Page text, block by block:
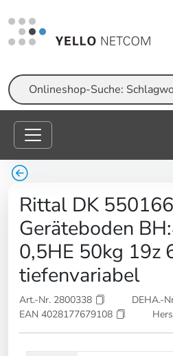
Suche
Rittal DK
Geräteboden
0,5HE 50kg 19z
tiefenvariabel
Art.-Nr. 2800338
DEHA.-
EAN 4028177679108